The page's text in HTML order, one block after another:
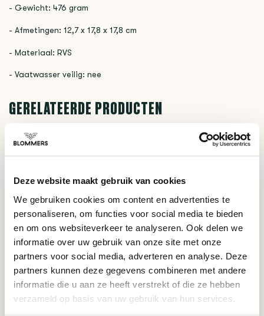
Deze website maakt gebruik van cookies
We gebruiken cookies om content en advertenties te
personaliseren, om functies voor social media te bieden
en om ons websiteverkeer te analyseren. Ook delen we
informatie over uw gebruik van onze site met onze
partners voor social media, adverteren en analyse. Deze
partners kunnen deze gegevens combineren met andere
informatie die u aan ze heeft verstrekt of die ze hebben
verzameld op basis van uw gebruik van hun services.
- Gewicht: 476 gram
- Afmetingen: 12,7 x 17,8 x 17,8 cm
- Materiaal: RVS
- Vaatwasser veilig: nee
GERELATEERDE PRODUCTEN
TYPEERROR: FAILED TO FETCH
https://www.blommers.coffee/nl/shop/brewing-
HULP NODIG BIJ JE KEUZE?
Onze koffie-expert helpt je graag verder!
Stel je vraag
RECENT BEKEKEN